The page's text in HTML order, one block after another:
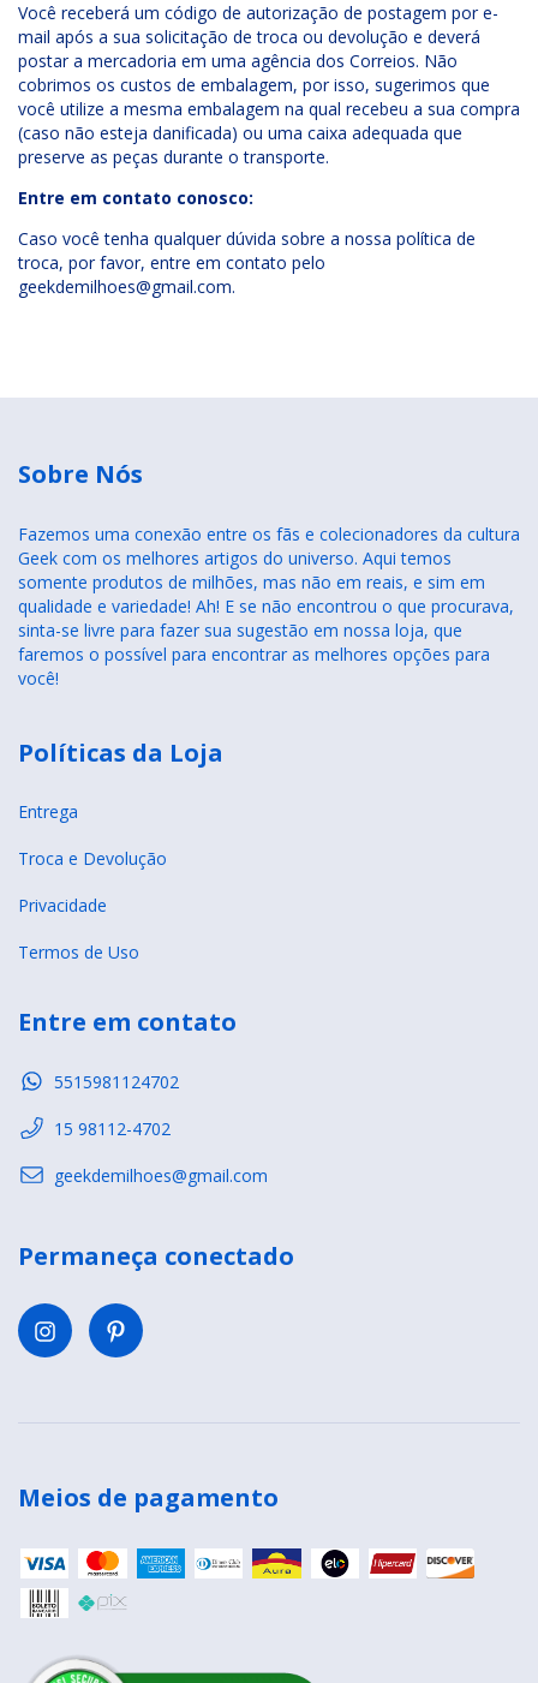
Você receberá um código de autorização de postagem por e-
mail após a sua solicitação de troca ou devolução e deverá
postar a mercadoria em uma agência dos Correios. Não
cobrimos os custos de embalagem, por isso, sugerimos que
você utilize a mesma embalagem na qual recebeu a sua compra
(caso não esteja danificada) ou uma caixa adequada que
preserve as peças durante o transporte.
Entre em contato conosco:
Caso você tenha qualquer dúvida sobre a nossa política de
troca, por favor, entre em contato pelo
geekdemilhoes@gmail.com.
Sobre Nós
Fazemos uma conexão entre os fãs e colecionadores da cultura
Geek com os melhores artigos do universo. Aqui temos
somente produtos de milhões, mas não em reais, e sim em
qualidade e variedade! Ah! E se não encontrou o que procurava,
sinta-se livre para fazer sua sugestão em nossa loja, que
faremos o possível para encontrar as melhores opções para
você!
Políticas da Loja
Entrega
Troca e Devolução
Privacidade
Termos de Uso
Entre em contato
5515981124702
15 98112-4702
geekdemilhoes@gmail.com
Permaneça conectado
Meios de pagamento